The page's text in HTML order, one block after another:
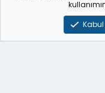
kanun ve
alandan
Kabul